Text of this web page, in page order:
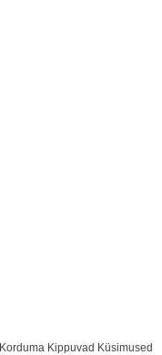
Korduma Kippuvad Küsimused